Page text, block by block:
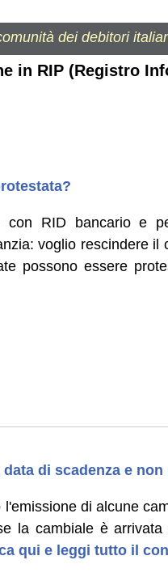
dei debitori
in RIP (Registro
con RID bancario e
voglio rescindere
possono essere
di scadenza e
di alcune
la cambiale è
qui e leggi tutto il